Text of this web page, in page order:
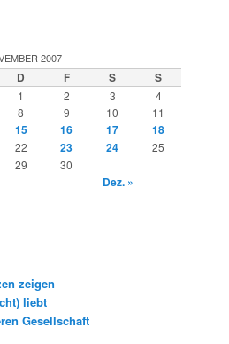
2007
D F S S
1 2 3
4
8 9 10
11
15 16 17
18
22 23 24
25
29 30
Dez. »
zeigen
liebt
Gesellschaft